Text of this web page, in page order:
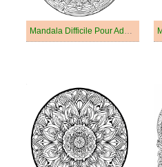
Mandala Difficile Pour Adultes